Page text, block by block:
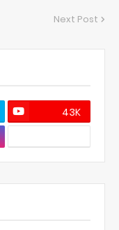
Next Post
43K